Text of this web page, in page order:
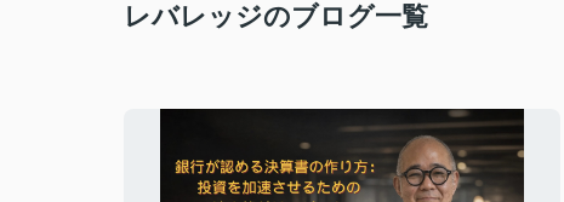
レバレッジのブログ一覧